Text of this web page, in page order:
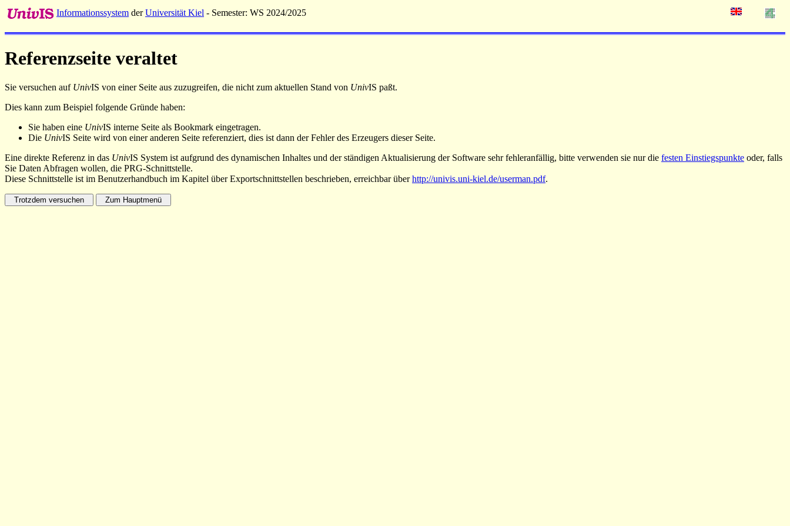
Informationssystem derUniversität Kiel - Semester: WS 2024/2025
Referenzseite veraltet
Sie versuchen auf UnivIS von einer Seite aus zuzugreifen, die nicht zum aktuellen Stand von UnivIS paßt.
Dies kann zum Beispiel folgende Gründe haben:
Sie haben eine UnivIS interne Seite als Bookmark eingetragen.
Die UnivIS Seite wird von einer anderen Seite referenziert, dies ist dann der Fehler des Erzeugers dieser Seite.
Eine direkte Referenz in das UnivIS System ist aufgrund des dynamischen Inhaltes und der ständigen Aktualisierung der Software sehr fehleranfällig, bitte verwenden sie nur die festen Einstiegspunkte oder, falls
Sie Daten Abfragen wollen, die PRG-Schnittstelle.
Diese Schnittstelle ist im Benutzerhandbuch im Kapitel über Exportschnittstellen beschrieben, erreichbar überhttp://univis.uni-kiel.de/userman.pdf.